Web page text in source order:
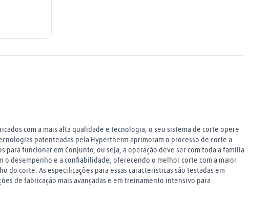
com a mais alta qualidade e tecnologia, o seu sistema de corte opere
patenteadas pela Hypertherm aprimoram o processo de corte a
funcionar em Conjunto, ou seja, a operação deve ser com toda a família
o desempenho e a confiabilidade, oferecendo o melhor corte com a maior
corte. As especificações para essas características são testadas em
de fabricação mais avançadas e em treinamento intensivo para